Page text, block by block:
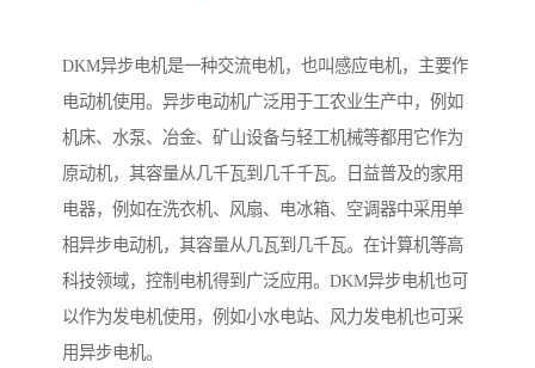
DKM异步电机是一种交流电机，也叫感应电机，主要作
电动机使用。异步电动机广泛用于工农业生产中，例如
机床、水泵、冶金、矿山设备与轻工机械等都用它作为
原动机，其容量从几千瓦到几千千瓦。日益普及的家用
电器，例如在洗衣机、风扇、电冰箱、空调器中采用单
相异步电动机，其容量从几瓦到几千瓦。在计算机等高
科技领域，控制电机得到广泛应用。DKM异步电机也可
以作为发电机使用，例如小水电站、风力发电机也可采
用异步电机。